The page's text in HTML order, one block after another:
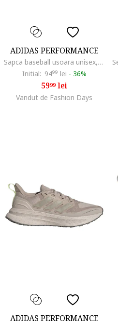
ADIDAS PERFORMANCE
Sapca baseball usoara unisex, Bleumarin
Initial: 9499 lei - 36%
5999lei
Vandut de Fashion Days
ADIDAS PERFORMANCE